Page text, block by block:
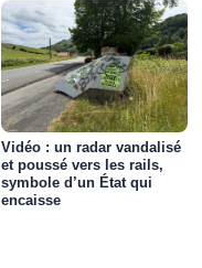
Vidéo : un radar vandalisé
et poussé vers les rails,
symbole d’un État qui
encaisse